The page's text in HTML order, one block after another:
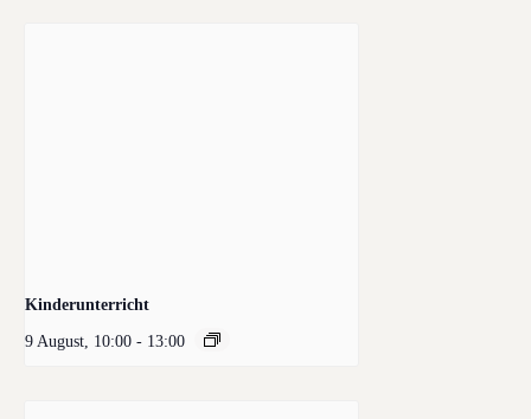
Kinderunterricht
9 August, 10:00 - 13:00